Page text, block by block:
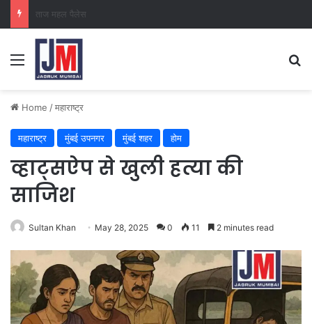
क्राइम ब्रांच कक्ष-2
Home /महाराष्ट्र
महाराष्ट्र मुंबई उपनगर मुंबई शहर होम
व्हाट्सऐप से खुली हत्या की
साजिश
Sultan Khan May 28, 2025 0 11 2 minutes read